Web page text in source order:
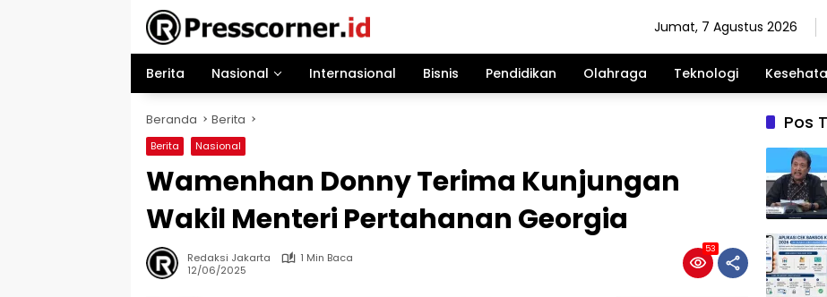
Jumat, 7 Agustus 2026
Berita Nasional Internasional Bisnis Pendidikan Olahraga Teknologi
Beranda Berita
Berita Nasional
Wamenhan Donny Terima Kunjungan
Wakil Menteri Pertahanan Georgia
Redaksi Jakarta
1 Min Baca
12/06/2025
53
Pos